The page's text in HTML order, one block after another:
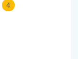
4